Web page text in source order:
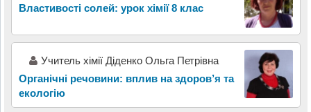
Властивості солей: урок хімії 8 клас
Учитель хімії Діденко Ольга Петрівна
Органічні речовини: вплив на здоров’я та
екологію